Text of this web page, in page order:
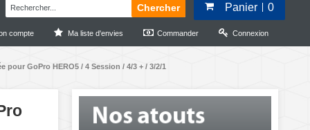
Panier 0
Chercher
compte Ma liste d'envies Commander Connexion
GoPro HERO5 / 4 Session / 4/3 + / 3/2/1